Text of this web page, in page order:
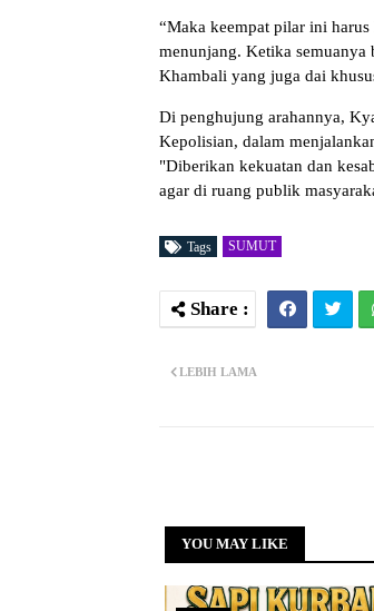
“Maka keempat pilar ini
menunjang. Ketika semuanya
Khambali yang juga dai
Di penghujung arahannya,
Kepolisian, dalam
"Diberikan kekuatan dan
agar di ruang publik
Tags SUMUT
LEBIH LAMA
YOU MAY LIKE